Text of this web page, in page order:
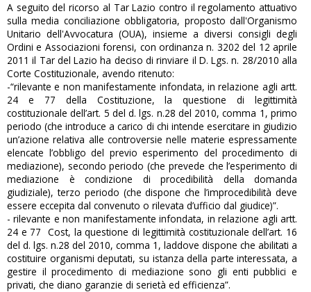
A seguito del ricorso al Tar Lazio contro il regolamento attuativo
sulla media conciliazione obbligatoria, proposto dall'Organismo
Unitario dell'Avvocatura (OUA), insieme a diversi consigli degli
Ordini e Associazioni forensi, con ordinanza n. 3202 del 12 aprile
2011 il Tar del Lazio ha deciso di rinviare il D. Lgs. n. 28/2010 alla
Corte Costituzionale, avendo ritenuto:
-“rilevante e non manifestamente infondata, in relazione agli artt.
24 e 77 della Costituzione, la questione di legittimità
costituzionale dell’art. 5 del d. lgs. n.28 del 2010, comma 1, primo
periodo (che introduce a carico di chi intende esercitare in giudizio
un’azione relativa alle controversie nelle materie espressamente
elencate l’obbligo del previo esperimento del procedimento di
mediazione), secondo periodo (che prevede che l’esperimento di
mediazione è condizione di procedibilità della domanda
giudiziale), terzo periodo (che dispone che l’improcedibilità deve
essere eccepita dal convenuto o rilevata d’ufficio dal giudice)”.
- rilevante e non manifestamente infondata, in relazione agli artt.
24 e 77 Cost, la questione di legittimità costituzionale dell’art. 16
del d. lgs. n.28 del 2010, comma 1, laddove dispone che abilitati a
costituire organismi deputati, su istanza della parte interessata, a
gestire il procedimento di mediazione sono gli enti pubblici e
privati, che diano garanzie di serietà ed efficienza”.